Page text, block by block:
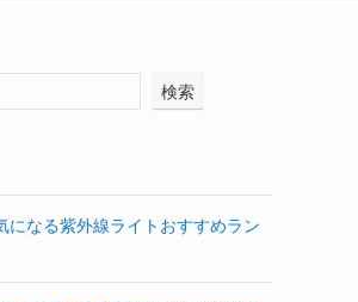
検索
になる紫外線ライトおすすめラン